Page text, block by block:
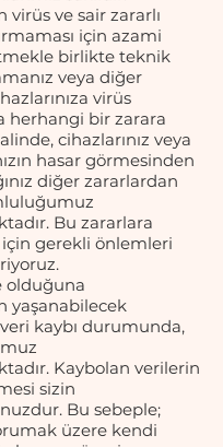
virüs ve sair zararlı
için azami
birlikte teknik
veya diğer
virüs
herhangi bir zarara
cihazlarınız veya
hasar görmesinden
diğer zararlardan
Bu zararlara
gerekli önlemleri
olduğuna
yaşanabilecek
kaybı durumunda,
Kaybolan verilerin
sizin
Bu sebeple;
üzere kendi